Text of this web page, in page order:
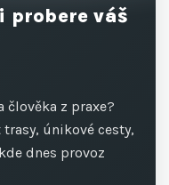
probere váš
z praxe?
únikové cesty,
dnes provoz